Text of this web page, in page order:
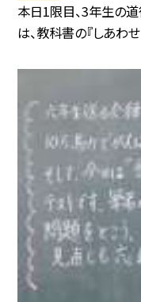
本日1限目、3年生の
は、教科書の『しあわ